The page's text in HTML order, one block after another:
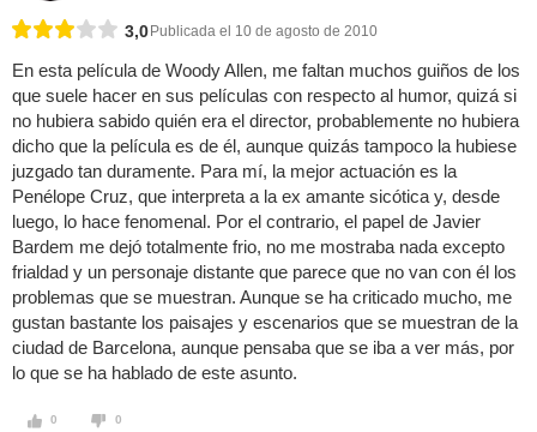
3,0 Publicada el 10 de agosto de 2010
En esta película de Woody Allen, me faltan muchos guiños de los
que suele hacer en sus películas con respecto al humor, quizá si
no hubiera sabido quién era el director, probablemente no hubiera
dicho que la película es de él, aunque quizás tampoco la hubiese
juzgado tan duramente. Para mí, la mejor actuación es la
Penélope Cruz, que interpreta a la ex amante sicótica y, desde
luego, lo hace fenomenal. Por el contrario, el papel de Javier
Bardem me dejó totalmente frio, no me mostraba nada excepto
frialdad y un personaje distante que parece que no van con él los
problemas que se muestran. Aunque se ha criticado mucho, me
gustan bastante los paisajes y escenarios que se muestran de la
ciudad de Barcelona, aunque pensaba que se iba a ver más, por
lo que se ha hablado de este asunto.
0 0